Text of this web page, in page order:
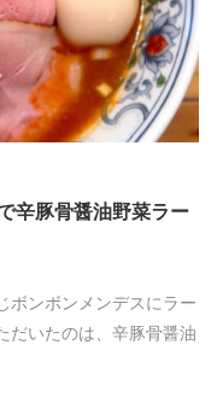
辛豚骨醤油野菜ラー
ボンボンメンデスにラー
だいたのは、辛豚骨醤油